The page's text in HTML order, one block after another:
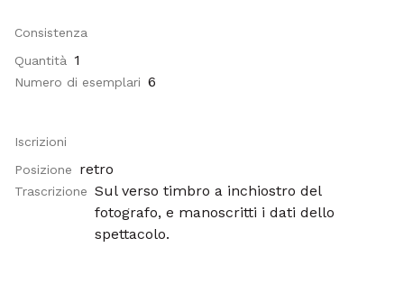
Consistenza
Quantità
1
Numero di esemplari 6
Iscrizioni
Posizione
retro
Trascrizione Sul verso timbro a inchiostro del
fotografo, e manoscritti i dati dello
spettacolo.